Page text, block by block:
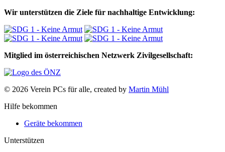
Wir unterstützen die Ziele für nachhaltige Entwicklung:
Mitglied im österreichischen Netzwerk Zivilgesellschaft:
© 2026 Verein PCs für alle, created by Martin Mühl
Hilfe bekommen
Geräte bekommen
Unterstützen